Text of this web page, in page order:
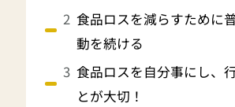
食品ロスを減らすために
動を続ける
食品ロスを自分事にし、
とが大切！